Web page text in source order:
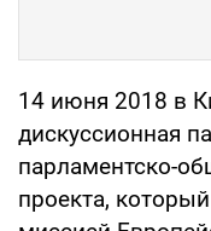
14 июня 2018 в
дискуссионная
парламентско-
проекта,